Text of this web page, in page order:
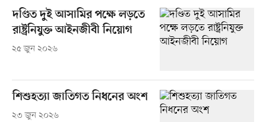
দণ্ডিত দুই আসামির পক্ষে লড়তে
রাষ্ট্রনিযুক্ত আইনজীবী নিয়োগ
২৫ জুন ২০২৬
শিশুহত্যা জাতিগত নিধনের অংশ
২৩ জুন ২০২৬